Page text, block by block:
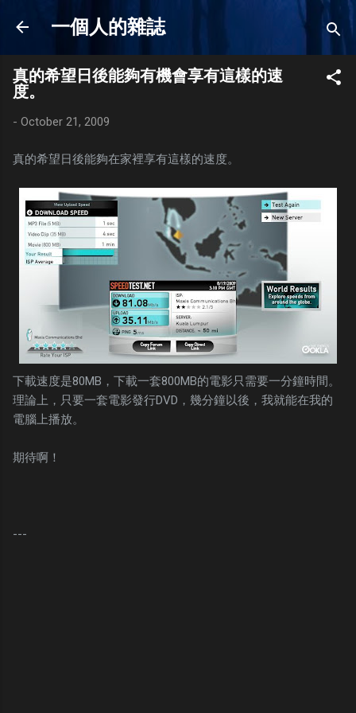
Skip to main content
一個人的雜誌
真的希望日後能夠有機會享有這樣的速
度。
- October 21, 2009
真的希望日後能夠在家裡享有這樣的速度。
下載速度是80MB，下載一套800MB的電影只需要一分鐘時間。
理論上，只要一套電影發行DVD，幾分鐘以後，我就能在我的
電腦上播放。
期待啊！
---